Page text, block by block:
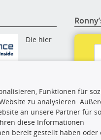
Die hier
oder die
ohne vorherige
zu
verbreiten
durch
Funktionen für
zu analysieren.
an unsere Partner für
diese Informationen
bereit gestellt haben oder